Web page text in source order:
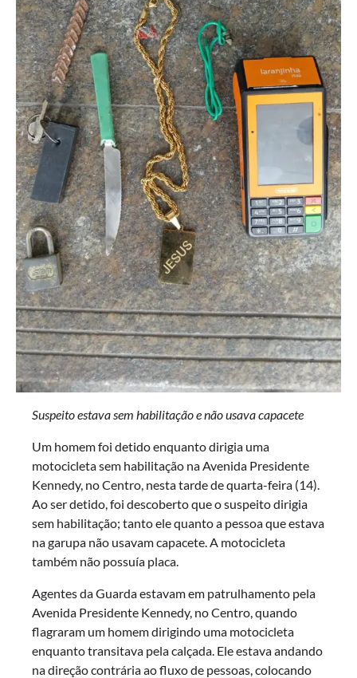
Suspeito estava sem habilitação e não usava capacete
Um homem foi detido enquanto dirigia uma
motocicleta sem habilitação na Avenida Presidente
Kennedy, no Centro, nesta tarde de quarta-feira (14).
Ao ser detido, foi descoberto que o suspeito dirigia
sem habilitação; tanto ele quanto a pessoa que estava
na garupa não usavam capacete. A motocicleta
também não possuía placa.
Agentes da Guarda estavam em patrulhamento pela
Avenida Presidente Kennedy, no Centro, quando
flagraram um homem dirigindo uma motocicleta
enquanto transitava pela calçada. Ele estava andando
na direção contrária ao fluxo de pessoas, colocando